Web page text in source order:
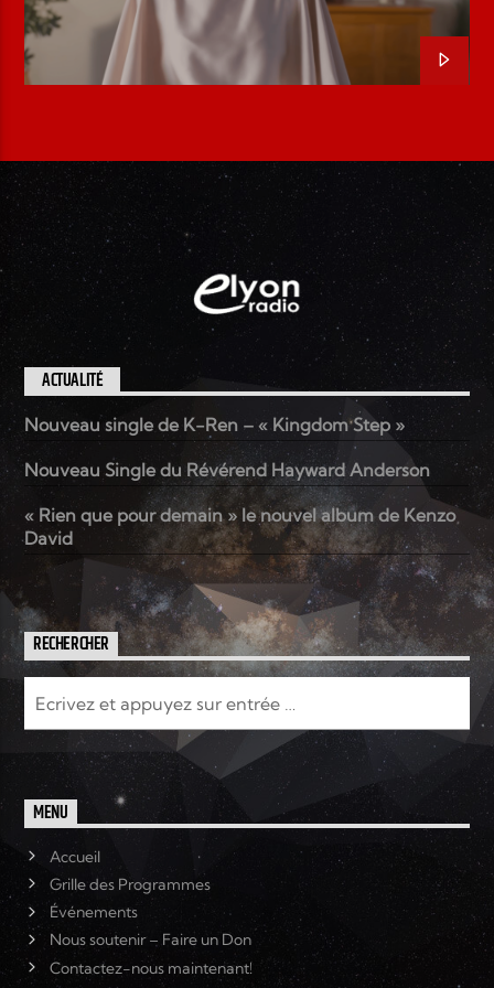
ACTUALITÉ
Nouveau single de K-Ren – « Kingdom Step »
Nouveau Single du Révérend Hayward Anderson
« Rien que pour demain » le nouvel album de Kenzo
David
RECHERCHER
MENU
Accueil
Grille des Programmes
Événements
Nous soutenir – Faire un Don
Contactez-nous maintenant!